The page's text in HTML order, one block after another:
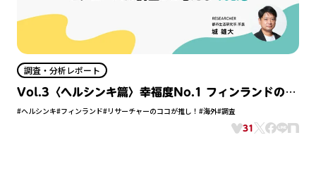
調査・分析レポート
Vol.3〈ヘルシンキ篇〉幸福度No.1 フィンランドの首
都におけるシビックプライドは？
#ヘルシンキ#フィンランド#リサーチャーのココが推し！ #海外#調査
31